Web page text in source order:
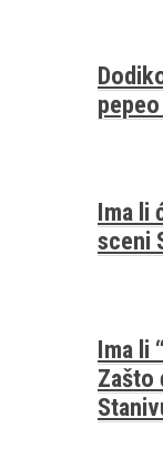
Ima li
sceni
Ima li
Zašto